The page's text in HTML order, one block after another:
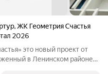
,ЖК Геометрия Счастья
2026
от
в Ленинском районе